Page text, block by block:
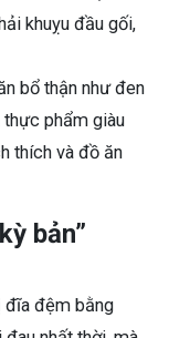
khuỵu đầu gối,
bổ thận như đen
phẩm giàu
thích và đồ ăn
bản”
đĩa đệm bằng